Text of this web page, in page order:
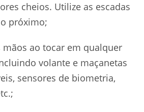
cheios. Utilize as escadas
próximo;
mãos ao tocar em qualquer
volante e maçanetas
sensores de biometria,